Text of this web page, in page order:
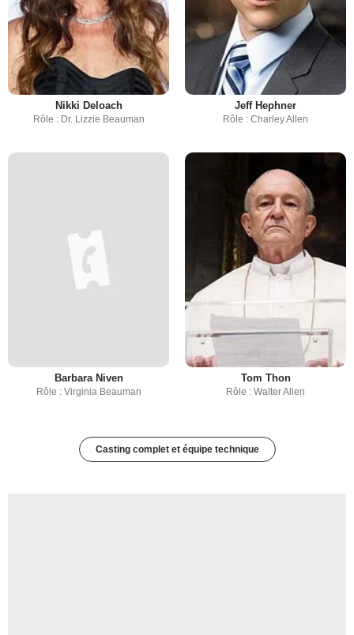
Nikki Deloach
Rôle : Dr. Lizzie Beauman
Jeff Hephner
Rôle : Charley Allen
Barbara Niven
Rôle : Virginia Beauman
Tom Thon
Rôle : Walter Allen
Casting complet et équipe technique